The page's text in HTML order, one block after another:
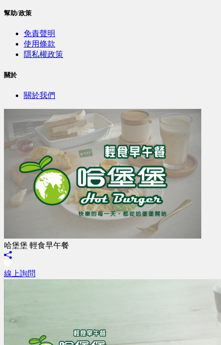
幫助/政策
免責聲明
使用條款
隱私權政策
關於
關於我們
哈堡堡 輕食早午餐
線上詢問